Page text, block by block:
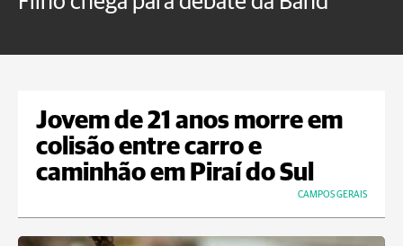
Jovem de 21 anos morre em
colisão entre carro e
caminhão em Piraí do Sul
CAMPOS GERAIS